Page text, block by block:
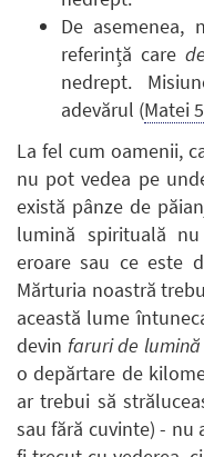
De
referință care
nedrept.
adevărul (Matei
La fel cum oamenii,
nu pot vedea pe
există pânze de
lumină spirituală
eroare sau ce este
Mărturia noastră
această lume
devinfaruri de lumină
o depărtare de
ar trebui să
sau fără cuvinte) - nu